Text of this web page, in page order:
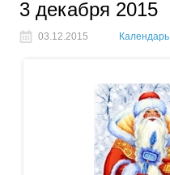
3 декабря 2015
03.12.2015 Календарь